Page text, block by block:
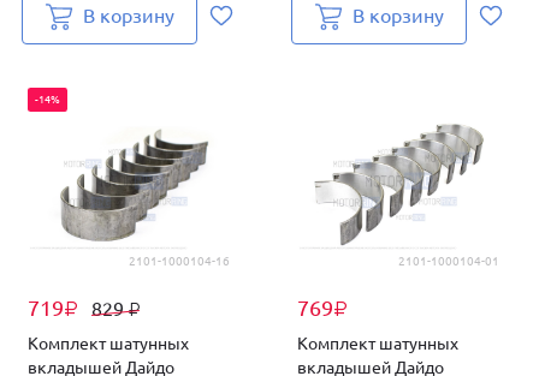
В корзину В корзину
2101-1000104-16
719₽ 829₽
-14%
Комплект шатунных
вкладышей Дайдо
2101-1000104-01
769₽
Комплект шатунных
вкладышей Дайдо